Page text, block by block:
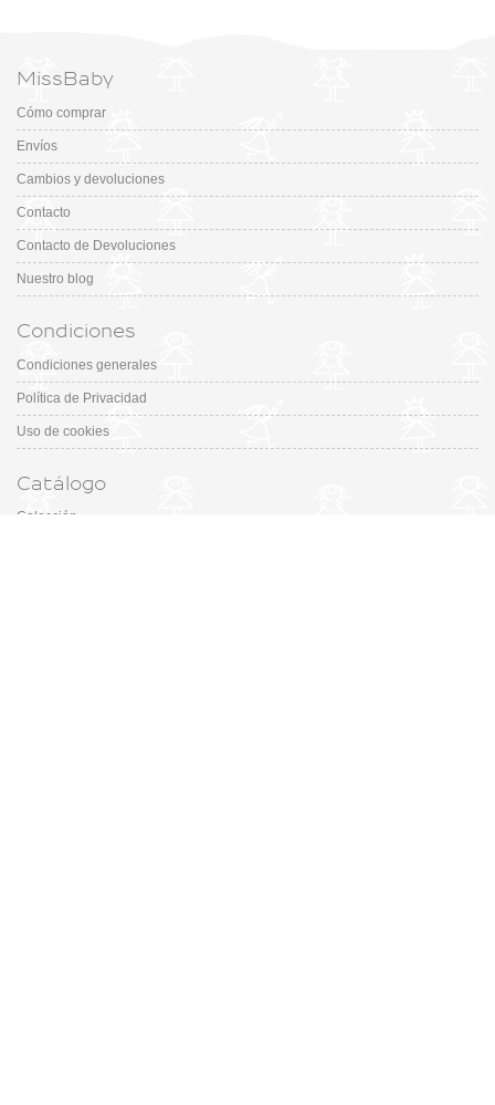
MissBaby
Cómo comprar
Envíos
Cambios y devoluciones
Contacto
Contacto de Devoluciones
Nuestro blog
Condiciones
Condiciones generales
Política de Privacidad
Uso de cookies
Catálogo
Colección